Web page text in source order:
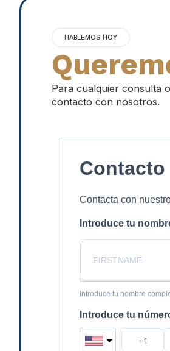
HABLEMOS HOY
Para cualquier consulta
contacto con nosotros.
Contacto
Contacta con
Introduce tu
Introduce tu nombre
Introduce tu